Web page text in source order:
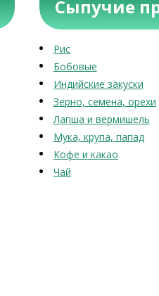
Сыпучие
Рис
Бобовые
Индийские закуски
Зерно, семена, орехи
Лапша и вермишель
Мука, крупа, папад
Кофе и какао
Чай